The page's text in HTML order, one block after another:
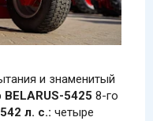
и знаменитый
5425 8-го
542 л. с.: четыре